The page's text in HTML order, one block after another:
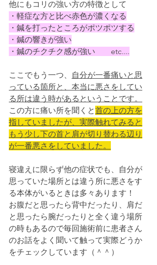
他にもコリの強い方の特徴として
・軽症な方と比べ赤色が濃くなる
・鍼を打ったところがポツポツする
・鍼の響きが強い
・鍼のチクチク感が強い　　etc....
ここでもう一つ、
自分が一番痛いと思
っている箇所と、本当に悪さをしてい
る所は違う時があるということです。
この方に痛い所を聞くと首の上の方を
指していましたが、実際触れてみると
もう少し下の首と肩が切り替わる辺り
が一番悪さをしていました。
寝違えに限らず他の症状でも、自分が
思っていた場所とは違う所に悪さをす
る本体がいるときは多々あります！
お腹だと思ったら背中だったり、肩だ
と思ったら腕だったりと全く違う場所
の時もあるので毎回施術前に患者さん
のお話をよく聞いて触って実際どうか
をチェックしています（＾＾）